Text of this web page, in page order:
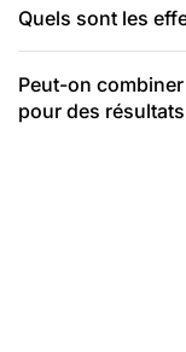
Quels sont les
Peut-on
pour des